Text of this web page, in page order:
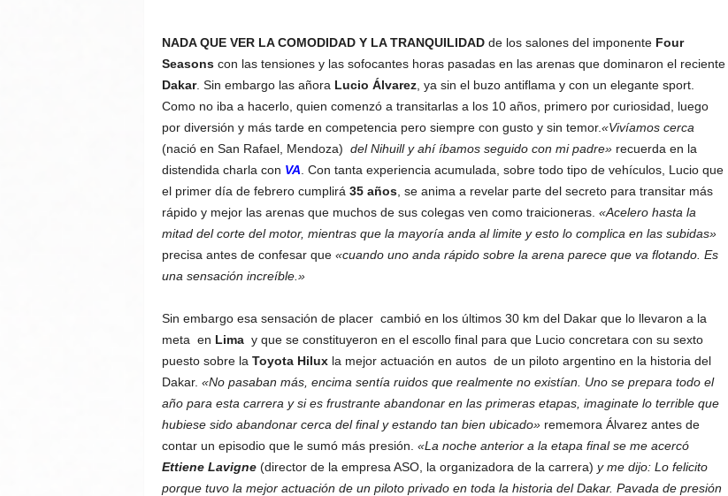
NADA QUE VER LA COMODIDAD Y LA TRANQUILIDADde los salones del imponente Four
Seasonscon las tensiones y las sofocantes horas pasadas en las arenas que dominaron el reciente
Dakar. Sin embargo las añora Lucio Álvarez, ya sin el buzo antiflama y con un elegante sport.
Como no iba a hacerlo, quien comenzó a transitarlas a los 10 años, primero por curiosidad, luego
por diversión y más tarde en competencia pero siempre con gusto y sin temor.«Vivíamos cerca
(nació en San Rafael, Mendoza) del Nihuill y ahí íbamos seguido con mi padre»recuerda en la
distendida charla con VA . Con tanta experiencia acumulada, sobre todo tipo de vehículos, Lucio que
el primer día de febrero cumplirá 35 años, se anima a revelar parte del secreto para transitar más
rápido y mejor las arenas que muchos de sus colegas ven como traicioneras. «Acelero hasta la
mitad del corte del motor, mientras que la mayoría anda al limite y esto lo complica en las subidas»
precisa antes de confesar que «cuando uno anda rápido sobre la arena parece que va flotando. Es
una sensación increíble.»
Sin embargo esa sensación de placer cambió en los últimos 30 km del Dakar que lo llevaron a la
meta en Limay que se constituyeron en el escollo final para que Lucio concretara con su sexto
puesto sobre la Toyota Hiluxla mejor actuación en autos de un piloto argentino en la historia del
Dakar. «No pasaban más, encima sentía ruidos que realmente no existían. Uno se prepara todo el
año para esta carrera y si es frustrante abandonar en las primeras etapas, imaginate lo terrible que
hubiese sido abandonar cerca del final y estando tan bien ubicado»rememora Álvarez antes de
contar un episodio que le sumó más presión. «La noche anterior a la etapa final se me acercó
Ettiene Lavigne (director de la empresa ASO, la organizadora de la carrera) y me dijo: Lo felicito
porque tuvo la mejor actuación de un piloto privado en toda la historia del Dakar. Pavada de presión